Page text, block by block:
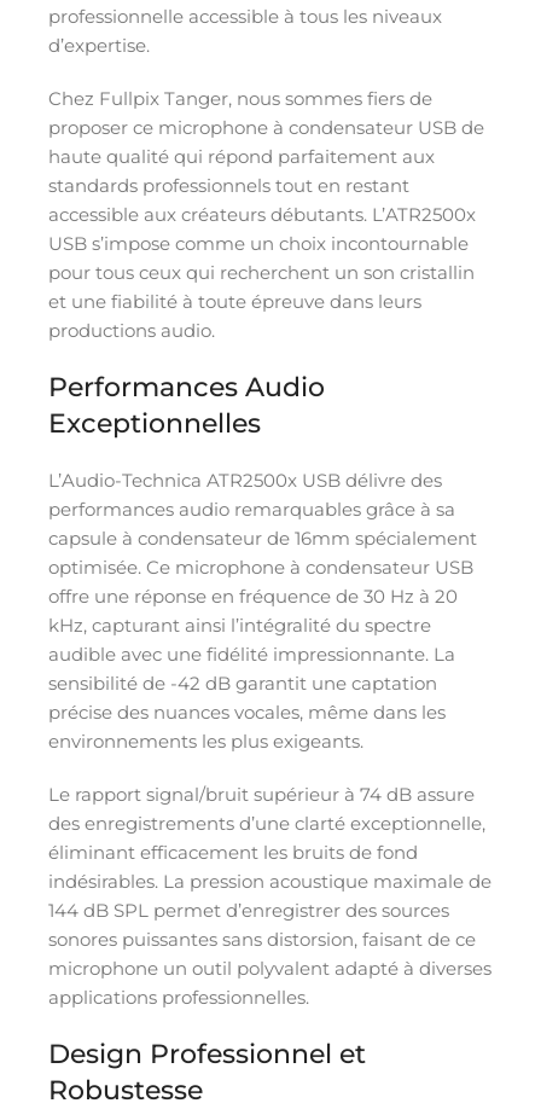
professionnelle accessible à tous les niveaux
d’expertise.
Chez Fullpix Tanger, nous sommes fiers de
proposer ce microphone à condensateur USB de
haute qualité qui répond parfaitement aux
standards professionnels tout en restant
accessible aux créateurs débutants. L’ATR2500x
USB s’impose comme un choix incontournable
pour tous ceux qui recherchent un son cristallin
et une fiabilité à toute épreuve dans leurs
productions audio.
Performances Audio
Exceptionnelles
L’Audio-Technica ATR2500x USB délivre des
performances audio remarquables grâce à sa
capsule à condensateur de 16mm spécialement
optimisée. Ce microphone à condensateur USB
offre une réponse en fréquence de 30 Hz à 20
kHz, capturant ainsi l’intégralité du spectre
audible avec une fidélité impressionnante. La
sensibilité de -42 dB garantit une captation
précise des nuances vocales, même dans les
environnements les plus exigeants.
Le rapport signal/bruit supérieur à 74 dB assure
des enregistrements d’une clarté exceptionnelle,
éliminant efficacement les bruits de fond
indésirables. La pression acoustique maximale de
144 dB SPL permet d’enregistrer des sources
sonores puissantes sans distorsion, faisant de ce
microphone un outil polyvalent adapté à diverses
applications professionnelles.
Design Professionnel et
Robustesse